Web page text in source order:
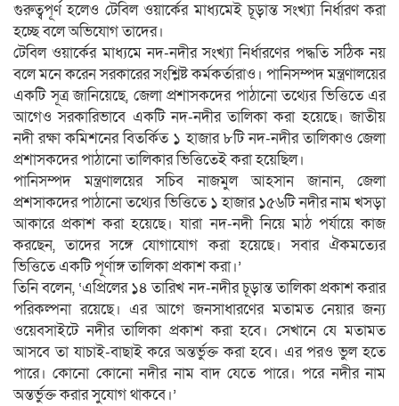
গুরুত্বপূর্ণ হলেও টেবিল ওয়ার্কের মাধ্যমেই চূড়ান্ত সংখ্যা নির্ধারণ করা
হচ্ছে বলে অভিযোগ তাদের।
টেবিল ওয়ার্কের মাধ্যমে নদ-নদীর সংখ্যা নির্ধারণের পদ্ধতি সঠিক নয়
বলে মনে করেন সরকারের সংশ্লিষ্ট কর্মকর্তারাও। পানিসম্পদ মন্ত্রণালয়ের
একটি সূত্র জানিয়েছে, জেলা প্রশাসকদের পাঠানো তথ্যের ভিত্তিতে এর
আগেও সরকারিভাবে একটি নদ-নদীর তালিকা করা হয়েছে। জাতীয়
নদী রক্ষা কমিশনের বিতর্কিত ১ হাজার ৮টি নদ-নদীর তালিকাও জেলা
প্রশাসকদের পাঠানো তালিকার ভিত্তিতেই করা হয়েছিল।
পানিসম্পদ মন্ত্রণালয়ের সচিব নাজমুল আহসান জানান, জেলা
প্রশসাকদের পাঠানো তথ্যের ভিত্তিতে ১ হাজার ১৫৬টি নদীর নাম খসড়া
আকারে প্রকাশ করা হয়েছে। যারা নদ-নদী নিয়ে মাঠ পর্যায়ে কাজ
করছেন, তাদের সঙ্গে যোগাযোগ করা হয়েছে। সবার ঐকমত্যের
ভিত্তিতে একটি পূর্ণাঙ্গ তালিকা প্রকাশ করা।’
তিনি বলেন, ‘‌এপ্রিলের ১৪ তারিখ নদ-নদীর চূড়ান্ত তালিকা প্রকাশ করার
পরিকল্পনা রয়েছে। এর আগে জনসাধারণের মতামত নেয়ার জন্য
ওয়েবসাইটে নদীর তালিকা প্রকাশ করা হবে। সেখানে যে মতামত
আসবে তা যাচাই-বাছাই করে অন্তর্ভুক্ত করা হবে। এর পরও ভুল হতে
পারে। কোনো কোনো নদীর নাম বাদ যেতে পারে। পরে নদীর নাম
অন্তর্ভুক্ত করার সুযোগ থাকবে।’